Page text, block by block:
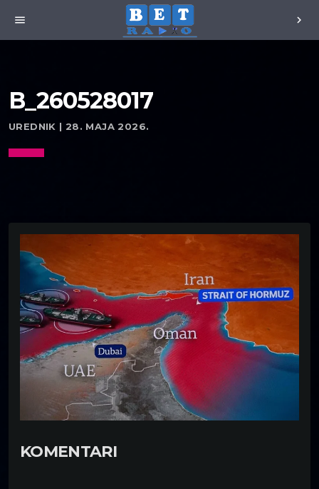
menu chevron_right
B_260528017
UREDNIK | 28. MAJA 2026.
KOMENTARI